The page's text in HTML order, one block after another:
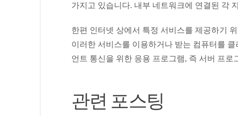
가지고 있습니다. 내부 네트워크에 연결된 각
한편 인터넷 상에서 특정 서비스를 제공하기
이러한 서비스를 이용하거나 받는 컴퓨터를
언트 통신을 위한 응용 프로그램, 즉 서버 프
관련 포스팅